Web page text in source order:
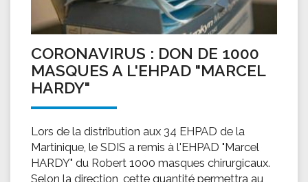
CORONAVIRUS : DON DE 1000
MASQUES A L'EHPAD "MARCEL
HARDY"
Lors de la distribution aux 34 EHPAD de la
Martinique, le SDIS a remis à l'EHPAD "Marcel
HARDY" du Robert 1000 masques chirurgicaux.
Selon la direction, cette quantité permettra au